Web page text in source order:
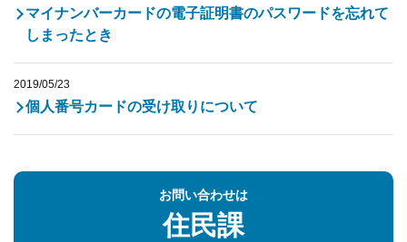
マイナンバーカードの電子証明書のパスワードを忘れて
しまったとき
個人番号カードの受け取りについて
2019/05/23
お問い合わせは
住民課